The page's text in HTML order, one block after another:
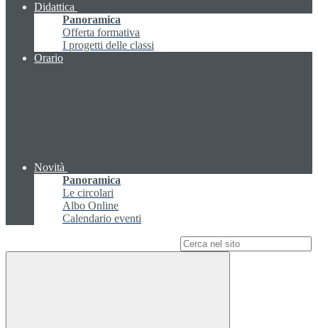
Didattica
Panoramica
Offerta formativa
I progetti delle classi
Orario
Novità
Panoramica
Le circolari
Albo Online
Calendario eventi